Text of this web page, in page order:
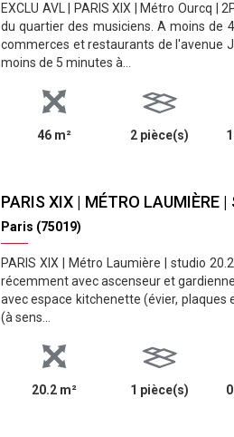
EXCLU AVL | PARIS XIX | Métro Ourcq
du quartier des musiciens. A moins de
commerces et restaurants de l'avenue
moins de 5 minutes à...
46 m² 2 pièce(s)
PARIS XIX | MÉTRO LAUMIÈRE
Paris (75019)
PARIS XIX | Métro Laumière | studio
récemment avec ascenseur et
avec espace kitchenette (évier,
(à sens...
20.2 m² 1 pièce(s)